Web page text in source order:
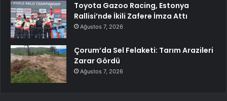
Toyota Gazoo Racing, Estonya
Rallisi’nde İkili Zafere İmza Attı
Ağustos 7, 2026
Çorum’da Sel Felaketi: Tarım Arazileri
Zarar Gördü
Ağustos 7, 2026